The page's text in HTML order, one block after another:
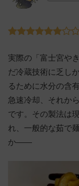
実際の「富士宮や
だ冷蔵技術に乏し
るために水分の含
急速冷却、それか
です。その製法は
れ、一般的な茹で
か——